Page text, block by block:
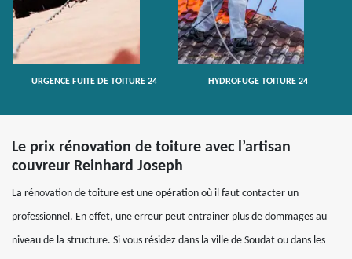
URGENCE FUITE DE TOITURE 24 HYDROFUGE TOITURE 24
Le prix rénovation de toiture avec l’artisan
couvreur Reinhard Joseph
La rénovation de toiture est une opération où il faut contacter un
professionnel. En effet, une erreur peut entrainer plus de dommages au
niveau de la structure. Si vous résidez dans la ville de Soudat ou dans les